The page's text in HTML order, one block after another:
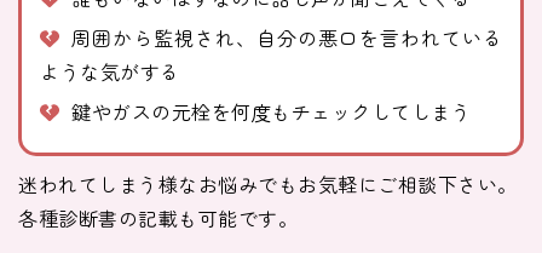
周囲から監視され、自分の悪口を言われている
ような気がする
鍵やガスの元栓を何度もチェックしてしまう
迷われてしまう様なお悩みでもお気軽にご相談下さい。
各種診断書の記載も可能です。